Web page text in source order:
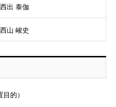
西出 泰伽
西山 峻史
的）